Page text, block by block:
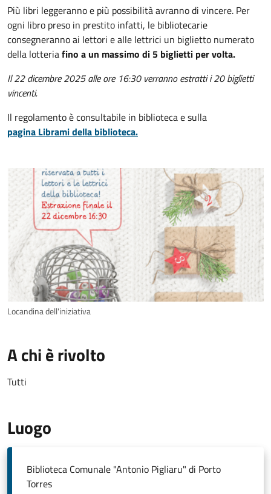
Più libri leggeranno e più possibilità avranno di vincere. Per
ogni libro preso in prestito infatti, le bibliotecarie
consegneranno ai lettori e alle lettrici un biglietto numerato
della lotteriafino a un massimo di 5 biglietti per volta.
Il 22 dicembre 2025 alle ore 16:30 verranno estratti i 20 biglietti
vincenti.
Il regolamento è consultabile in biblioteca e sulla
pagina Librami della biblioteca.
Locandina dell'iniziativa
A chi è rivolto
Tutti
Luogo
Biblioteca Comunale "Antonio Pigliaru" di Porto
Torres